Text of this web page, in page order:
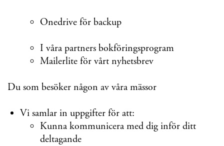
Onedrive för backup
I våra partners bokföringsprogram
Mailerlite för vårt nyhetsbrev
Du som besöker någon av våra mässor
Vi samlar in uppgifter för att:
Kunna kommunicera med dig inför ditt
deltagande